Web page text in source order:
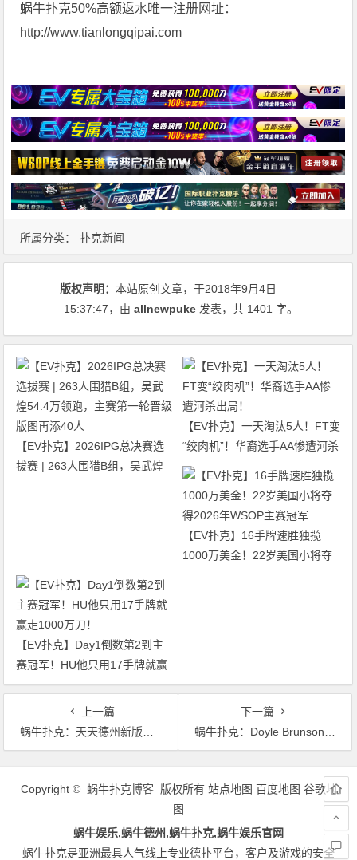
蜗牛扑克50%高额返水唯一注册网址：
http://www.tianlongqipai.com
所属分类： 扑克新闻
版权声明：本站原创文章，于2018年9月4日
15:37:47，由allnewpuke 发表，共 1401 字。
【EV扑克】2026IPG总决赛选
拔赛 | 263人围猎B组，吴武煌
【EV扑克】一天淘汰5人！FT变
“绞肉机”！华裔选手AA惨遭河杀
出局！
【EV扑克】16手牌速胜独揽
1000万美金！22岁美国小将夺
【EV扑克】Day1倒数第2到主
赛冠军！HU他只用17手牌就赢
走1000万刀！
上一篇
蜗牛扑克：天天德州新版本大师分规则荣耀登场
下一篇
蜗牛扑克：Doyle Brunson用在Bobby扑克室赢得的奖金买了一部新车
文
Copyright © 蜗牛扑克博客 版权所有 站点地图 百度地图 谷歌地
图
蜗牛娱乐,蜗牛德州,蜗牛扑克,蜗牛娱乐官网
蜗牛扑克是亚洲最具人气线上专业德扑平台，客户及游戏的安全